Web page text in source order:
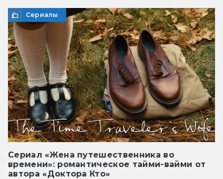
Сериалы
Сериал «Жена путешественника во
времени»: романтическое тайми-вайми от
автора «Доктора Кто»